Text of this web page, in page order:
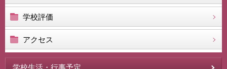
学校評価
アクセス
学校生活・行事予定